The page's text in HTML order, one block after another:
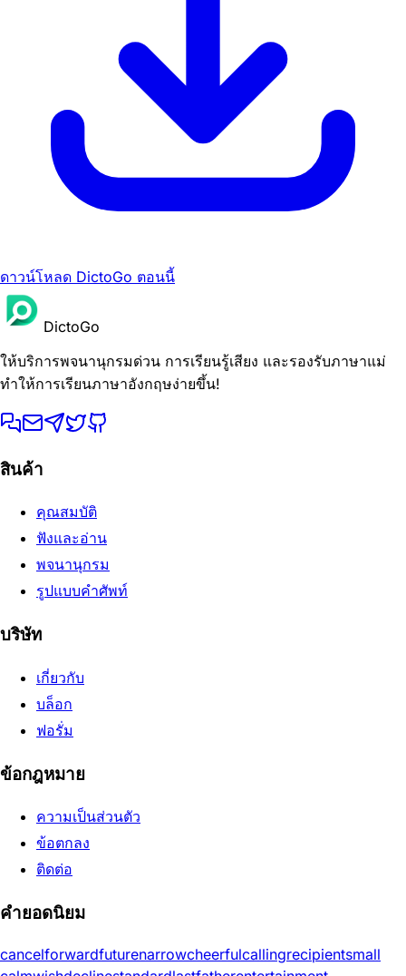
ดาวน์โหลด DictoGo ตอนนี้
DictoGo
ให้บริการพจนานุกรมด่วน การเรียนรู้เสียง และรองรับภาษาแม่
ทำให้การเรียนภาษาอังกฤษง่ายขึ้น!
สินค้า
คุณสมบัติ
ฟังและอ่าน
พจนานุกรม
รูปแบบคำศัพท์
บริษัท
เกี่ยวกับ
บล็อก
ฟอรั่ม
ข้อกฎหมาย
ความเป็นส่วนตัว
ข้อตกลง
ติดต่อ
คำยอดนิยม
cancelforwardfuturenarrowcheerfulcallingrecipientsmall